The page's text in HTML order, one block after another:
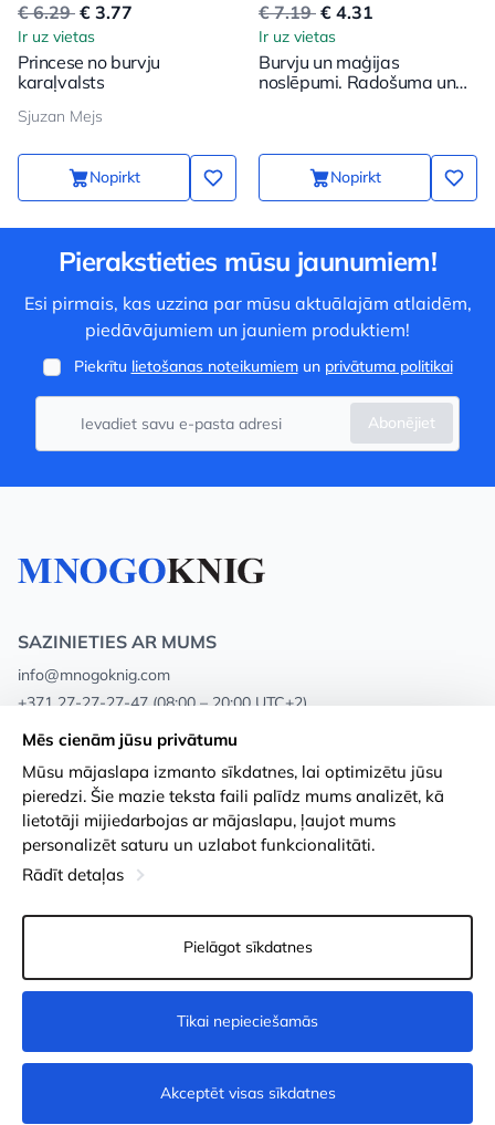
Nopirkt
€ 6.29 € 3.77
Ir uz vietas
Princese no burvju
karaļvalsts
Sjuzan Mejs
Nopirkt
€ 7.19 € 4.31
Ir uz vietas
Burvju un maģijas
noslēpumi. Radošuma un
Nopirkt
Pierakstieties mūsu jaunumiem!
Esi pirmais, kas uzzina par mūsu aktuālajām atlaidēm,
piedāvājumiem un jauniem produktiem!
Piekrītu lietošanas noteikumiemun privātuma politikai
Abonējiet
SAZINIETIES AR MUMS
info@mnogoknig.com
+371 27-27-27-47 (08:00 – 20:00 UTC+2)
Rīga, Augusta Deglava 69d, LV-1082
Par mums
Veikali
Apmaksa un piegāde
Loayalitātes kartes
Vairumtirdzniecības pircējiem
Privātuma politika
Noteikumi un nosacījumi
Preču atgriešanās
Sīkdatņu iestatījumi
© 2011-2026MNOGOKNIG. All Rights Reserved.
Mēs cienām jūsu privātumu
Mūsu mājaslapa izmanto sīkdatnes, lai optimizētu jūsu
pieredzi. Šie mazie teksta faili palīdz mums analizēt, kā
lietotāji mijiedarbojas ar mājaslapu, ļaujot mums
personalizēt saturu un uzlabot funkcionalitāti.
Rādīt detaļas
Pielāgot sīkdatnes
Tikai nepieciešamās
Akceptēt visas sīkdatnes